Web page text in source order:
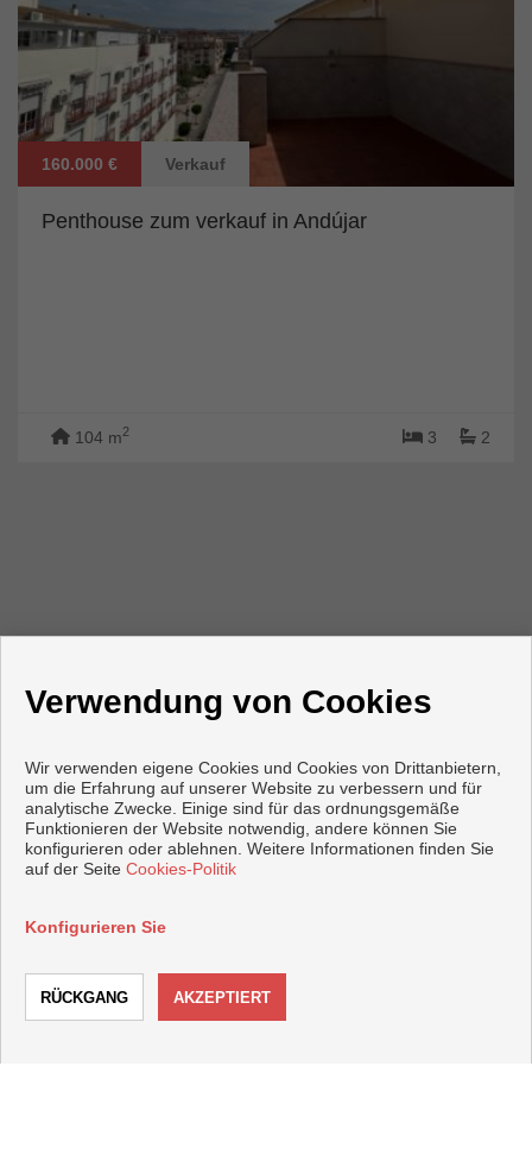
160.000 € Verkauf
Penthouse zum verkauf in Andújar
104 m2 3 2
KONTAKTIEREN
KONTAKT
+34 953515191
Verwendung von Cookies
Wir verwenden eigene Cookies und Cookies von Drittanbietern,
um die Erfahrung auf unserer Website zu verbessern und für
analytische Zwecke. Einige sind für das ordnungsgemäße
Funktionieren der Website notwendig, andere können Sie
konfigurieren oder ablehnen. Weitere Informationen finden Sie
auf der Seite Cookies-Politik
Konfigurieren Sie